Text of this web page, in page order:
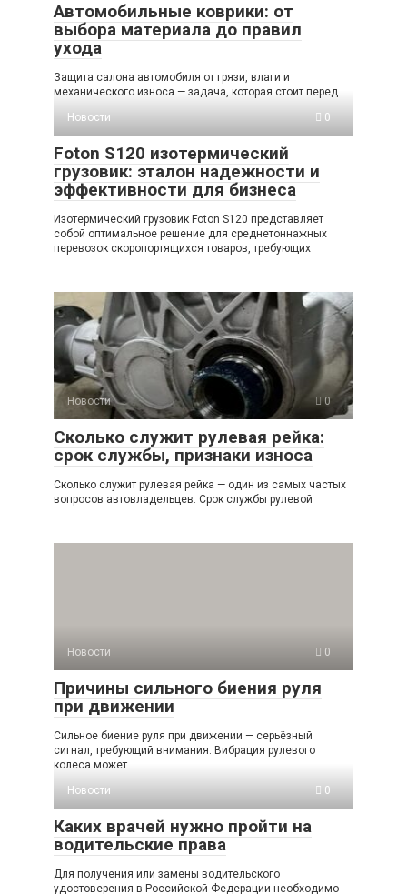
Автомобильные коврики: от
выбора материала до правил
ухода
Защита салона автомобиля от грязи, влаги и
механического износа — задача, которая стоит перед
Новости
0
Foton S120 изотермический
грузовик: эталон надежности и
эффективности для бизнеса
Изотермический грузовик Foton S120 представляет
собой оптимальное решение для среднетоннажных
перевозок скоропортящихся товаров, требующих
Новости 0
Сколько служит рулевая рейка:
срок службы, признаки износа
Сколько служит рулевая рейка — один из самых частых
вопросов автовладельцев. Срок службы рулевой
Новости 0
Причины сильного биения руля
при движении
Сильное биение руля при движении — серьёзный
сигнал, требующий внимания. Вибрация рулевого
колеса может
Новости
0
Каких врачей нужно пройти на
водительские права
Для получения или замены водительского
удостоверения в Российской Федерации необходимо